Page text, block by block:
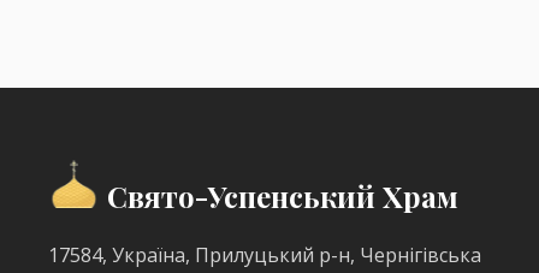
Свято-Успенський Храм
17584, Україна, Прилуцький р-н, Чернігівська